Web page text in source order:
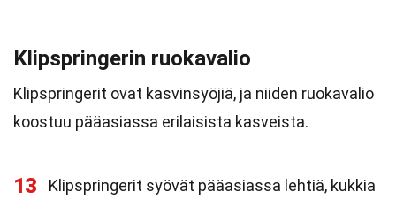
Klipspringerin ruokavalio
Klipspringerit ovat kasvinsyöjiä, ja niiden ruokavalio
koostuu pääasiassa erilaisista kasveista.
13
Klipspringerit syövät pääasiassa lehtiä, kukkia